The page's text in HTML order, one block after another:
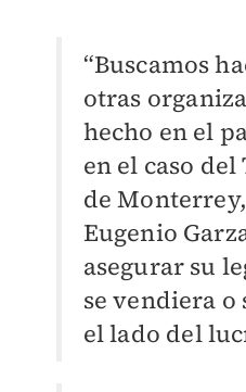
“Buscamos
otras
hecho en el
en el caso
de
Eugenio
asegurar su
se vendiera o
el lado del